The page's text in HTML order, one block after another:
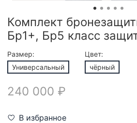
Комплект
Бр1+, Бр5 класс
Размер:
Универсальный
Цвет:
чёрный
240 000 ₽
В избранное